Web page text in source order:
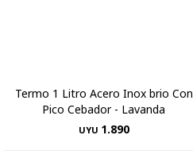
Termo 1 Litro Acero Inox brio Con
Pico Cebador - Lavanda
UYU 1.890